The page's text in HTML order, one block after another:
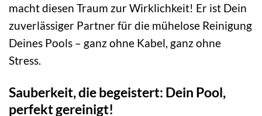
macht diesen Traum zur Wirklichkeit! Er ist Dein
zuverlässiger Partner für die mühelose Reinigung
Deines Pools – ganz ohne Kabel, ganz ohne
Stress.
Sauberkeit, die begeistert: Dein Pool,
perfekt gereinigt!